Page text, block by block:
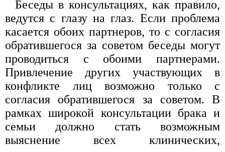
Беседы в консультациях, как правило,
ведутся с глазу на глаз. Если проблема
касается обоих партнеров, то с согласия
обратившегося за советом беседы могут
проводиться с обоими партнерами.
Привлечение других участвующих в
конфликте лиц возможно только с
согласия обратившегося за советом. В
рамках широкой консультации брака и
семьи должно стать возможным
выяснение всех клинических,